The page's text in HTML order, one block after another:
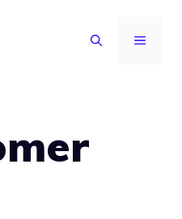
MENU